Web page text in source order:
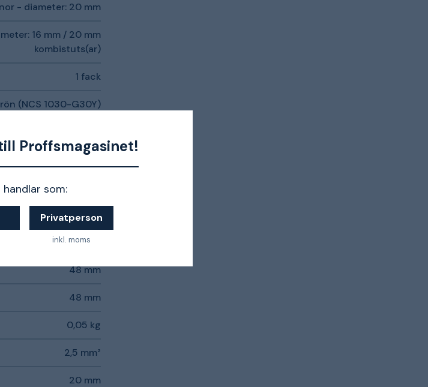
Proffsmagasinet!
handlar som:
Privatperson
inkl. moms
- diameter: 20 mm
16 mm / 20 mm
kombistuts(ar)
1 fack
(NCS 1030-G30Y)
46 mm
120 mm
48 mm
48 mm
0,05 kg
2,5 mm²
20 mm